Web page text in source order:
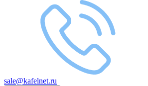
sale@kafelnet.ru